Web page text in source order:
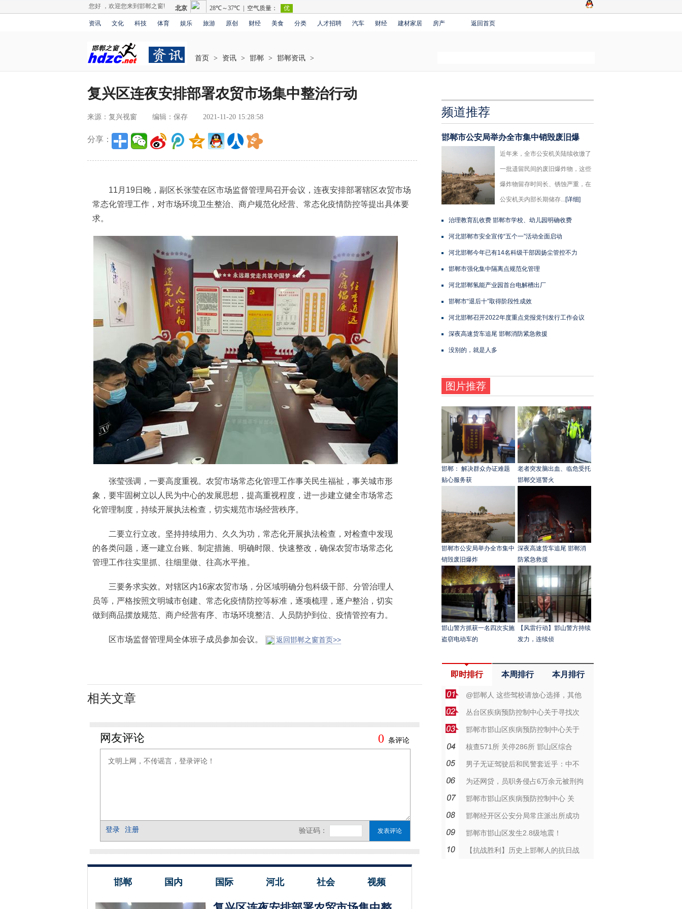
您好 ，欢迎您来到邯郸之窗!
资讯 文化 科技 体育 娱乐 旅游 原创 财经 美食 分类 人才招聘 汽车 财经 建材家居 房产 返回首页
首页 > 资讯 > 邯郸 > 邯郸资讯 >
复兴区连夜安排部署农贸市场集中整治行动
来源：复兴视窗 编辑：保存 2021-11-20 15:28:58
分享：
11月19日晚，副区长张莹在区市场监督管理局召开会议，连夜安排部署辖区农贸市场
常态化管理工作，对市场环境卫生整治、商户规范化经营、常态化疫情防控等提出具体要
求。
张莹强调，一要高度重视。农贸市场常态化管理工作事关民生福祉，事关城市形
象，要牢固树立以人民为中心的发展思想，提高重视程度，进一步建立健全市场常态
化管理制度，持续开展执法检查，切实规范市场经营秩序。
二要立行立改。坚持持续用力、久久为功，常态化开展执法检查，对检查中发现
的各类问题，逐一建立台账、制定措施、明确时限、快速整改，确保农贸市场常态化
管理工作往实里抓、往细里做、往高水平推。
三要务求实效。对辖区内16家农贸市场，分区域明确分包科级干部、分管治理人
员等，严格按照文明城市创建、常态化疫情防控等标准，逐项梳理，逐户整治，切实
做到商品摆放规范、商户经营有序、市场环境整洁、人员防护到位、疫情管控有力。
区市场监督管理局全体班子成员参加会议。 返回邯郸之窗首页>>
相关文章
邯郸 国内 国际 河北 社会 视频
频道推荐
邯郸市公安局举办全市集中销毁废旧爆
近年来，全市公安机关陆续收缴了
一批遗留民间的废旧爆炸物，这些
爆炸物留存时间长、锈蚀严重，在
公安机关内部长期储存...[详细]
治理教育乱收费 邯郸市学校、幼儿园明确收费
河北邯郸市安全宣传“五个一”活动全面启动
河北邯郸今年已有14名科级干部因扬尘管控不力
邯郸市强化集中隔离点规范化管理
河北邯郸氢能产业园首台电解槽出厂
邯郸市“退后十”取得阶段性成效
河北邯郸召开2022年度重点党报党刊发行工作会议
深夜高速货车追尾 邯郸消防紧急救援
没别的，就是人多
图片推荐
邯郸： 解决群众办证难题
贴心服务获
老者突发脑出血、临危受托
邯郸交巡警火
邯郸市公安局举办全市集中
销毁废旧爆炸
深夜高速货车追尾 邯郸消
防紧急救援
邯山警方抓获一名四次实施
盗窃电动车的
【风雷行动】邯山警方持续
发力，连续侦
即时排行 本周排行 本月排行
@邯郸人 这些驾校请放心选择，其他
丛台区疾病预防控制中心关于寻找次
邯郸市邯山区疾病预防控制中心关于
核查571所 关停286所 邯山区综合
男子无证驾驶后和民警套近乎：中不
为还网贷，员职务侵占6万余元被刑拘
邯郸市邯山区疾病预防控制中心 关
邯郸经开区公安分局常庄派出所成功
邯郸市邯山区发生2.8级地震！
【抗战胜利】历史上邯郸人的抗日战